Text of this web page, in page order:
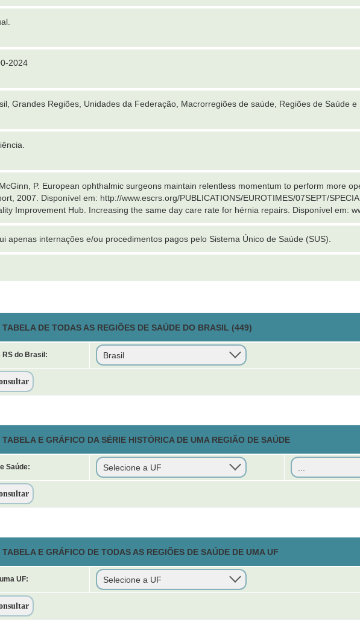
2024
Grandes Regiões, Unidades da Federação, Macrorregiões de saúde, Regiões de Saúde e
P. European ophthalmic surgeons maintain relentless momentum to perform more
2007. Disponível em: http://www.escrs.org/PUBLICATIONS/EUROTIMES/07SEPT/
Improvement Hub. Increasing the same day care rate for hérnia repairs. Disponível em:
apenas internações e/ou procedimentos pagos pelo Sistema Único de Saúde (SUS).
TABELA DE TODAS AS REGIÕES DE SAÚDE DO BRASIL (449)
RS do Brasil:
TABELA E GRÁFICO DA SÉRIE HISTÓRICA DE UMA REGIÃO DE SAÚDE
Saúde:
TABELA E GRÁFICO DE TODAS AS REGIÕES DE SAÚDE DE UMA UF
UF: